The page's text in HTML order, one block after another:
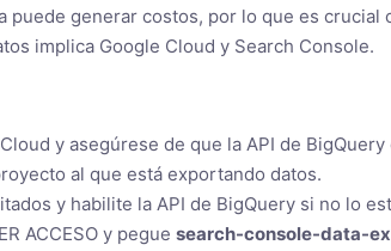
puede generar costos, por lo que es
implica Google Cloud y Search Console.
y asegúrese de que la API de BigQuery
al que está exportando datos.
y habilite la API de BigQuery si no lo
ACCESO y pegue search-console-data-